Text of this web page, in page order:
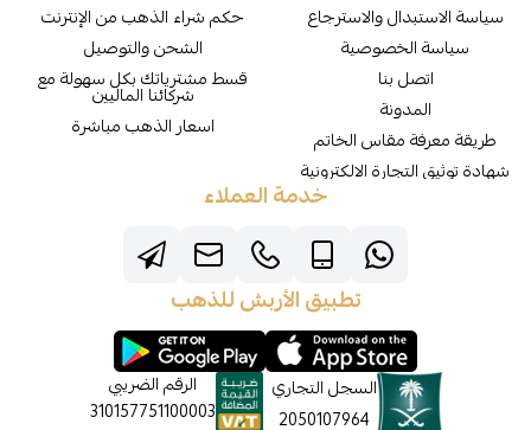
سياسة الاستبدال والاسترجاع
سياسة الخصوصية
اتصل بنا
المدونة
طريقة معرفة مقاس الخاتم
شهادة توثيق التجارة الالكترونية
حكم شراء الذهب من الإنترنت
الشحن والتوصيل
قسط مشترياتك بكل سهولة مع
شركائنا الماليين
اسعار الذهب مباشرة
خدمة العملاء
تطبيق الأربش للذهب
السجل التجاري
2050107964
الرقم الضريبي
310157751100003